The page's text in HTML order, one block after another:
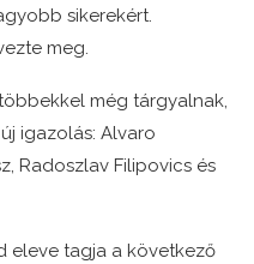
sikerekért.
meg.
még tárgyalnak,
igazolás: Alvaro
Radoszlav Filipovics és
eleve tagja a következő